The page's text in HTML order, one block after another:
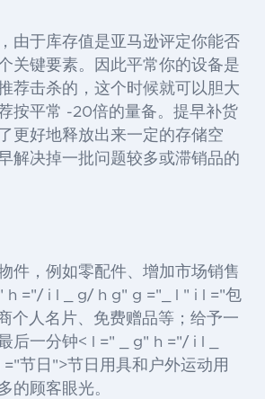
由于库存值是亚马逊评定你能否
关键要素。因此平常你的设备是
荐击杀的，这个时候就可以胆大
按平常 -20倍的量备。提早补货
更好地释放出来一定的存储空
解决掉一批问题较多或滞销品的
件，例如零配件、增加市场销售
h ="/ i l _ g/ h g" g ="_ l " i l ="包
个人名片、免费赠品等；给予一
后一分钟< l =" _ g" h ="/ i l _
节日">节日 用具和户外运动用
的顾客眼光。